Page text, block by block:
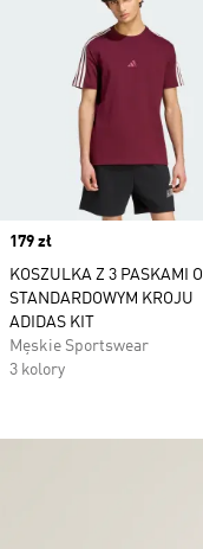
Price
179 zł
KOSZULKA Z 3 PASKAMI O
STANDARDOWYM KROJU
ADIDAS KIT
Męskie Sportswear
3 kolory